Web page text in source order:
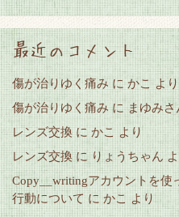
最近のコメント
傷が治りゆく痛み に かこ より
傷が治りゆく痛み に まゆみさ
レンズ交換 に かこ より
レンズ交換 に りょうちゃん
Copy__writingアカウントを使
行動について に かこ より